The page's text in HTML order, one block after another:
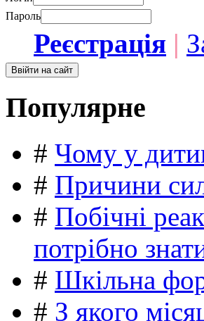
Пароль
Реєстрація |
Популярне
# Чому у
# Причини
# Побічні
потрібно
# Шкільна
# З якого